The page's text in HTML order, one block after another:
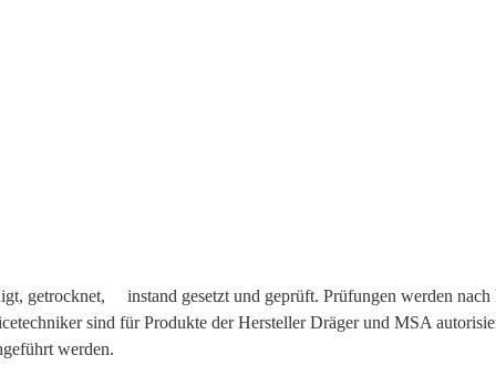
getrocknet, instand gesetzt und geprüft. Prüfungen werden
sind für Produkte der Hersteller Dräger und MSA
werden.